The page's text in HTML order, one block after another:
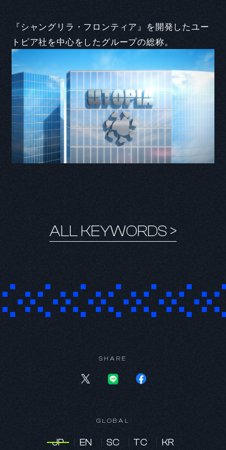
CAST COMMENT
『シャングリラ・フロンティア』を開発したユー
トピア社を中心をしたグループの総称。
ALL KEYWORDS >
SHARE
GLOBAL
JP EN SC TC KR